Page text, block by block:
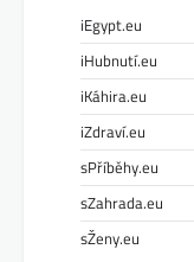
iEgypt.eu
iHubnutí.eu
iKáhira.eu
iZdraví.eu
sPříběhy.eu
sZahrada.eu
sŽeny.eu